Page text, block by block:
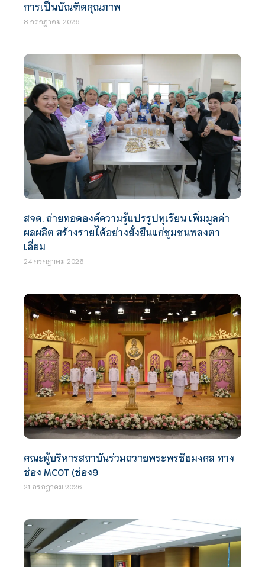
การเป็นบัณฑิตคุณภาพ
8 กรกฎาคม 2026
สจด. ถ่ายทอดองค์ความรู้แปรรูปทุเรียน เพิ่มมูลค่า
ผลผลิต สร้างรายได้อย่างยั่งยืนแก่ชุมชนพลงตา
เอี่ยม
24 กรกฎาคม 2026
คณะผู้บริหารสถาบันร่วมถวายพระพรชัยมงคล ทาง
ช่อง MCOT (ช่อง9
21 กรกฎาคม 2026